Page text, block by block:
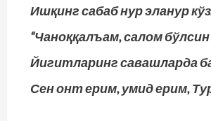
Ишқинг сабаб нур эланур
“Чаноққалъам, салом бўлсин
Йигитларинг савашларда
Сен онт ерим, умид ерим,